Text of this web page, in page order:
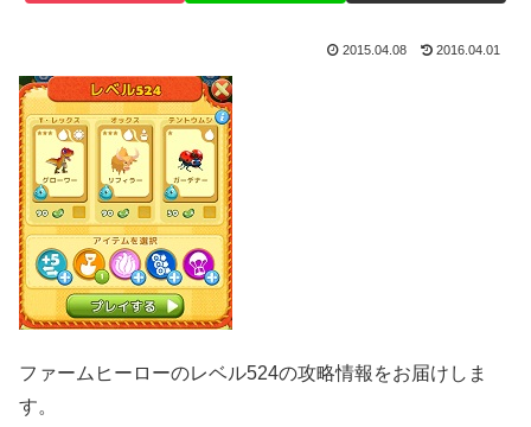
2015.04.08 2016.04.01
ファームヒーローのレベル524の攻略情報をお届けしま
す。